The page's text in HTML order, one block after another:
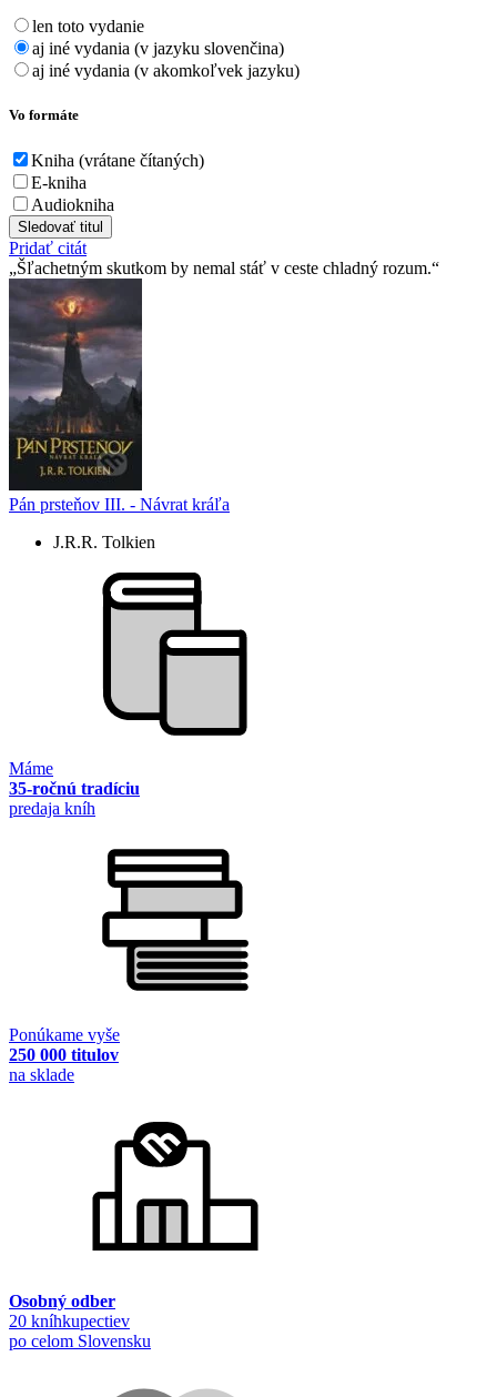
len toto vydanie
aj iné vydania (v jazyku slovenčina)
aj iné vydania (v akomkoľvek jazyku)
Vo formáte
Kniha (vrátane čítaných)
E-kniha
Audiokniha
Sledovať titul
Pridať citát
Šľachetným skutkom by nemal stáť v ceste chladný rozum.
Pán prsteňov III. - Návrat kráľa
J.R.R. Tolkien
Máme
35-ročnú tradíciu
predaja kníh
Ponúkame vyše
250 000 titulov
na sklade
Osobný odber
20 kníhkupectiev
po celom Slovensku